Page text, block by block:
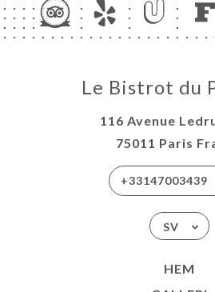
Le Bistrot du
116 Avenue
75011 Paris
+33147003439
SV
HEM